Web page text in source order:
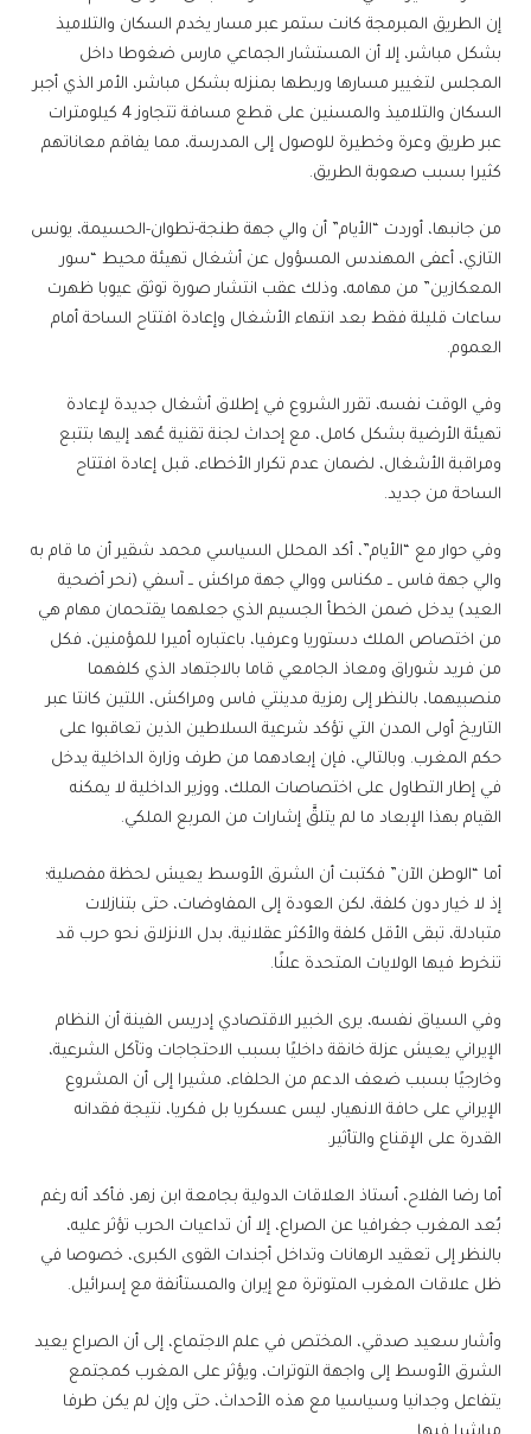
إن الطريق المبرمجة كانت ستمر عبر مسار يخدم السكان والتلاميذ
بشكل مباشر، إلا أن المستشار الجماعي مارس ضغوطا داخل
المجلس لتغيير مسارها وربطها بمنزله بشكل مباشر، الأمر الذي أجبر
السكان والتلاميذ والمسنين على قطع مسافة تتجاوز 4 كيلومترات
عبر طريق وعرة وخطيرة للوصول إلى المدرسة، مما يفاقم معاناتهم
كثيرا بسبب صعوبة الطريق.
من جانبها، أوردت “الأيام” أن والي جهة طنجة-تطوان-الحسيمة، يونس
التازي، أعفى المهندس المسؤول عن أشغال تهيئة محيط “سور
المعكازين” من مهامه، وذلك عقب انتشار صورة توثق عيوبا ظهرت
ساعات قليلة فقط بعد انتهاء الأشغال وإعادة افتتاح الساحة أمام
العموم.
وفي الوقت نفسه، تقرر الشروع في إطلاق أشغال جديدة لإعادة
تهيئة الأرضية بشكل كامل، مع إحداث لجنة تقنية عُهد إليها بتتبع
ومراقبة الأشغال، لضمان عدم تكرار الأخطاء، قبل إعادة افتتاح
الساحة من جديد.
وفي حوار مع “الأيام”، أكد المحلل السياسي محمد شقير أن ما قام به
والي جهة فاس ــ مكناس ووالي جهة مراكش ــ آسفي (نحر أضحية
العيد) يدخل ضمن الخطأ الجسيم الذي جعلهما يقتحمان مهام هي
من اختصاص الملك دستوريا وعرفيا، باعتباره أميرا للمؤمنين، فكل
من فريد شوراق ومعاذ الجامعي قاما بالاجتهاد الذي كلفهما
منصبيهما، بالنظر إلى رمزية مدينتي فاس ومراكش، اللتين كانتا عبر
التاريخ أولى المدن التي تؤكد شرعية السلاطين الذين تعاقبوا على
حكم المغرب. وبالتالي، فإن إبعادهما من طرف وزارة الداخلية يدخل
في إطار التطاول على اختصاصات الملك، ووزير الداخلية لا يمكنه
القيام بهذا الإبعاد ما لم يتلقَّ إشارات من المربع الملكي.
أما “الوطن الآن” فكتبت أن الشرق الأوسط يعيش لحظة مفصلية؛
إذ لا خيار دون كلفة، لكن العودة إلى المفاوضات، حتى بتنازلات
متبادلة، تبقى الأقل كلفة والأكثر عقلانية، بدل الانزلاق نحو حرب قد
تنخرط فيها الولايات المتحدة علنًا.
وفي السياق نفسه، يرى الخبير الاقتصادي إدريس الفينة أن النظام
الإيراني يعيش عزلة خانقة داخليًا بسبب الاحتجاجات وتآكل الشرعية،
وخارجيًا بسبب ضعف الدعم من الحلفاء، مشيرا إلى أن المشروع
الإيراني على حافة الانهيار، ليس عسكريا بل فكريا، نتيجة فقدانه
القدرة على الإقناع والتأثير.
أما رضا الفلاح، أستاذ العلاقات الدولية بجامعة ابن زهر، فأكد أنه رغم
بُعد المغرب جغرافيا عن الصراع، إلا أن تداعيات الحرب تؤثر عليه،
بالنظر إلى تعقيد الرهانات وتداخل أجندات القوى الكبرى، خصوصا في
ظل علاقات المغرب المتوترة مع إيران والمستأنفة مع إسرائيل.
وأشار سعيد صدقي، المختص في علم الاجتماع، إلى أن الصراع يعيد
الشرق الأوسط إلى واجهة التوترات، ويؤثر على المغرب كمجتمع
يتفاعل وجدانيا وسياسيا مع هذه الأحداث، حتى وإن لم يكن طرفا